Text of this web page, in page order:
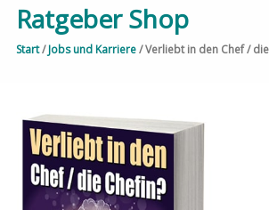
Ratgeber Shop
Start/Jobs und Karriere/ Verliebt in den Chef /